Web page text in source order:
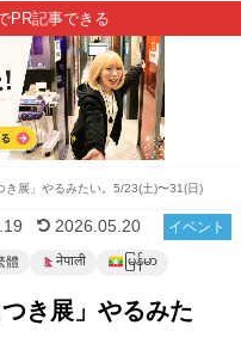
PR記事できる
き展」やるみたい。5/23(土)〜31(日)
イベント
2026.05.20
體 नेपाली မြန်မာ
き展」やるみた